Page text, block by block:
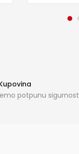
potpunu sigurnost